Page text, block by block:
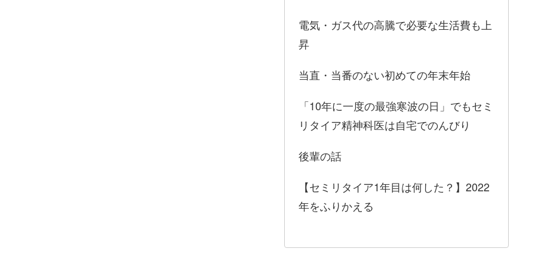
電気・ガス代の高騰で必要な生活費も上
昇
当直・当番のない初めての年末年始
「10年に一度の最強寒波の日」でもセミ
リタイア精神科医は自宅でのんびり
後輩の話
【セミリタイア1年目は何した？】2022
年をふりかえる